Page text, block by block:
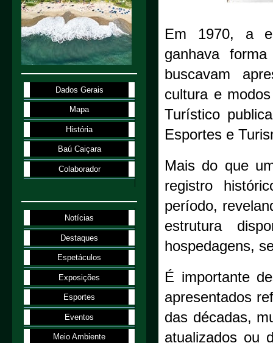
Em 1970, a
ganhava
buscavam
cultura e
Turístico
Esportes e
Mais do que
registro
período,
estrutura
hospedagens,
É importante
apresentados
das décadas,
atualizados ou
Dados Gerais
Mapa
História
Baú Caiçara
Colaborador
Notícias
Destaques
Espetáculos
Exposições
Esportes
Eventos
Meio Ambiente